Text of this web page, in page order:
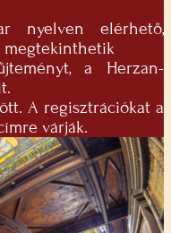
nyelven elérhető,
megtekinthetik
a Herzan-
A regisztrációkat a
várják.